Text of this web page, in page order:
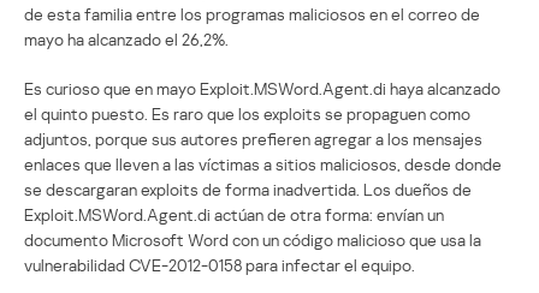
de esta familia entre los programas maliciosos en el correo de
mayo ha alcanzado el 26,2%.
Es curioso que en mayo Exploit.MSWord.Agent.di haya alcanzado
el quinto puesto. Es raro que los exploits se propaguen como
adjuntos, porque sus autores prefieren agregar a los mensajes
enlaces que lleven a las víctimas a sitios maliciosos, desde donde
se descargaran exploits de forma inadvertida. Los dueños de
Exploit.MSWord.Agent.di actúan de otra forma: envían un
documento Microsoft Word con un código malicioso que usa la
vulnerabilidad CVE-2012-0158 para infectar el equipo.